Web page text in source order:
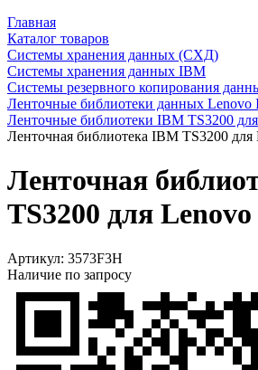
Главная
Каталог товаров
Системы хранения данных (СХД)
Системы хранения данных IBM
Системы резервного копирования
Ленточные библиотеки данных Lenovo
Ленточные библиотеки IBM TS3200
Ленточная библиотека IBM TS3200 для
Ленточная
TS3200 для
Артикул: 3573F3H
Наличие по запросу